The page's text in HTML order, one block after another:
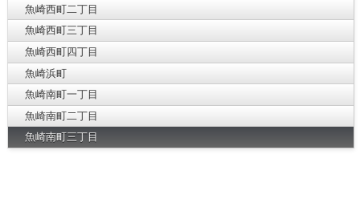
魚崎西町二丁目
魚崎西町三丁目
魚崎西町四丁目
魚崎浜町
魚崎南町一丁目
魚崎南町二丁目
魚崎南町三丁目